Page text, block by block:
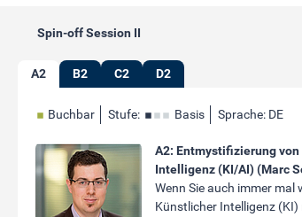
Spin-off Session II
A2 B2 C2 D2
Buchbar Stufe: Basis Sprache: DE
A2: Entmystifizierung
Intelligenz (KI/AI) (Marc
Wenn Sie auch immer mal
Künstlicher Intelligenz (KI)